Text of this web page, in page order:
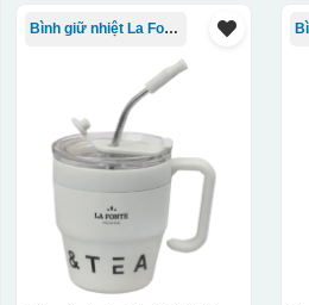
Bình giữ nhiệt La Fonte